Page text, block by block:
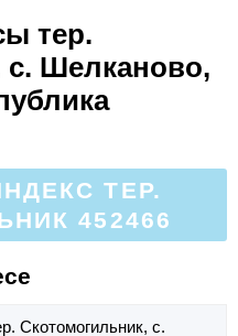
тер.
с. Шелканово,
ТЕР.
452466
Скотомогильник, с.